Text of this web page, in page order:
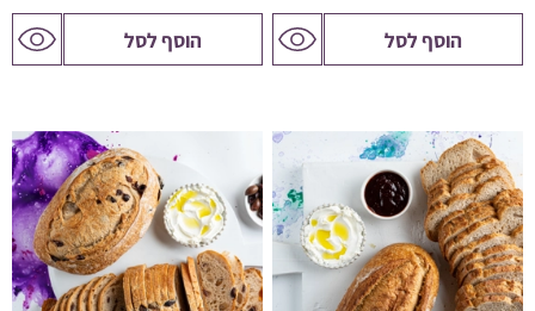
הוסף לסל לדף
המוצר
הוסף לסל לדף
המוצר